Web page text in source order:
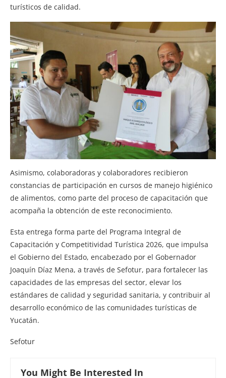
turísticos de calidad.
Asimismo, colaboradoras y colaboradores recibieron
constancias de participación en cursos de manejo higiénico
de alimentos, como parte del proceso de capacitación que
acompaña la obtención de este reconocimiento.
Esta entrega forma parte del Programa Integral de
Capacitación y Competitividad Turística 2026, que impulsa
el Gobierno del Estado, encabezado por el Gobernador
Joaquín Díaz Mena, a través de Sefotur, para fortalecer las
capacidades de las empresas del sector, elevar los
estándares de calidad y seguridad sanitaria, y contribuir al
desarrollo económico de las comunidades turísticas de
Yucatán.
Sefotur
You Might Be Interested In